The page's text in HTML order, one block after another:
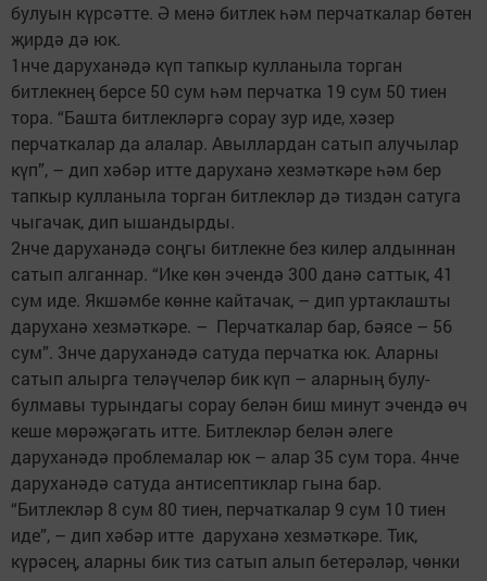
булуын күрсәтте. Ә менә битлек һәм перчаткалар бөтен
җирдә дә юк.
1нче даруханәдә күп тапкыр кулланыла торган
битлекнең берсе 50 сум һәм перчатка 19 сум 50 тиен
тора. “Башта битлекләргә сорау зур иде, хәзер
перчаткалар да алалар. Авыллардан сатып алучылар
күп”, – дип хәбәр итте даруханә хезмәткәре һәм бер
тапкыр кулланыла торган битлекләр дә тиздән сатуга
чыгачак, дип ышандырды.
2нче даруханәдә соңгы битлекне без килер алдыннан
сатып алганнар. “Ике көн эчендә 300 данә саттык, 41
сум иде. Якшәмбе көнне кайтачак, – дип уртаклашты
даруханә хезмәткәре. – Перчаткалар бар, бәясе – 56
сум”. 3нче даруханәдә сатуда перчатка юк. Аларны
сатып алырга теләүчеләр бик күп – аларның булу-
булмавы турындагы сорау белән биш минут эчендә өч
кеше мөрәҗәгать итте. Битлекләр белән әлеге
даруханәдә проб­лемалар юк – алар 35 сум тора. 4нче
даруханәдә сатуда антисептиклар гына бар.
“Битлекләр 8 сум 80 тиен, перчаткалар 9 сум 10 тиен
иде”, – дип хәбәр итте даруханә хезмәткәре. Тик,
күрәсең, аларны бик тиз сатып алып бетерәләр, чөнки